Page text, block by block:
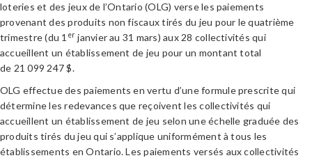
loteries et des jeux de l’Ontario (OLG) verse les paiements
provenant des produits non fiscaux tirés du jeu pour le quatrième
trimestre (du 1 er janvier au 31 mars) aux 28 collectivités qui
accueillent un établissement de jeu pour un montant total
de 21 099 247 $.
OLG effectue des paiements en vertu d’une formule prescrite qui
détermine les redevances que reçoivent les collectivités qui
accueillent un établissement de jeu selon une échelle graduée des
produits tirés du jeu qui s’applique uniformément à tous les
établissements en Ontario. Les paiements versés aux collectivités